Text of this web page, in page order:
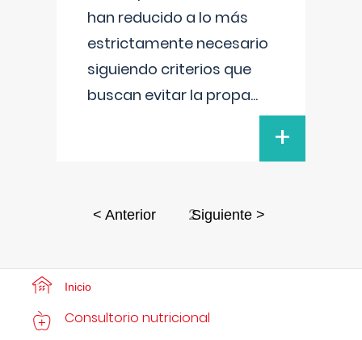
han reducido a lo más
estrictamente necesario
siguiendo criterios que
buscan evitar la propa...
+
< Anterior 2Siguiente >
Inicio
Consultorio nutricional